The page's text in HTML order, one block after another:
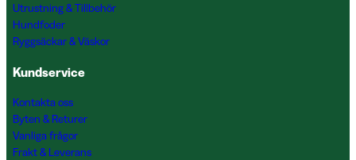
Utrustning & Tillbehör
Hundfoder
Ryggsäckar & Väskor
Kundservice
Kontakta oss
Byten & Returer
Vanliga frågor
Frakt & Leverans